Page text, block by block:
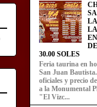
30.00 SOLES
Feria taurina en
San Juan
oficiales y precio
a la Monumental
"El Vizc...